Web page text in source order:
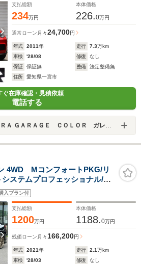
支払総額
234万円
本体価格
226.0万円
通常ローン 月々24,700円
年式 2011年 走行 7.3万km
車検
'28/08 修復
なし
保証
保証無 整備
法定整備無
住所
愛知県一宮市
ぐ在庫確認・見積依頼
電話する
ＲＡＧＥ ＣＯＬＯＲ ガレージカラー 輸入車専門店
4WD MコンフォートPKG/リ
ステムプロフェッショナル/マ
ray・HDMI/ハーマンカード
ンインテリア/KW車高調/T&T23
入プラン付
支払総額
1200万円
本体価格
1188.0万円
残価ローン 月々166,200円
年式 2021年 走行 2.1万km
車検
'28/03 修復
なし